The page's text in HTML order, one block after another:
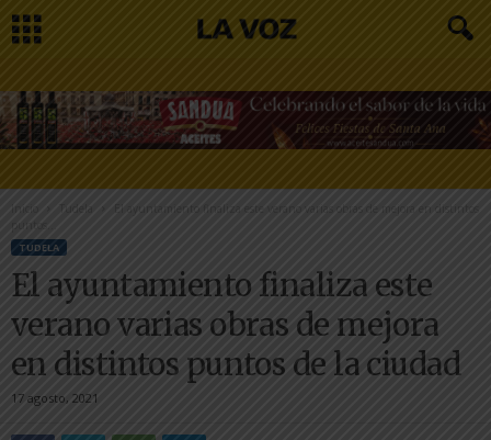
Inicio Tudela
El ayuntamiento finaliza este verano varias obras de mejora en distintos
TUDELA
El ayuntamiento finaliza este
verano varias obras de mejora
en distintos puntos de la ciudad
17 agosto, 2021